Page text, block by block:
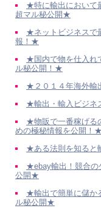
★特に輸出において
超マル秘公開★
★ネットビジネスで
報！★
★国内で物を仕入れ
ル秘公開！★
★２０１４年海外輸
★輸出・輸入ビジネ
★物販で一番稼げる
めの極秘情報を公開！★
★ある法則を知ると
★ebay輸出！競合の
公開★
★輸出で簡単に儲か
ル秘公開★